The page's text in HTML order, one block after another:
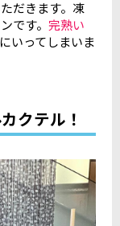
だきます。凍
です。 完熟い
いってしまいま
クテル！